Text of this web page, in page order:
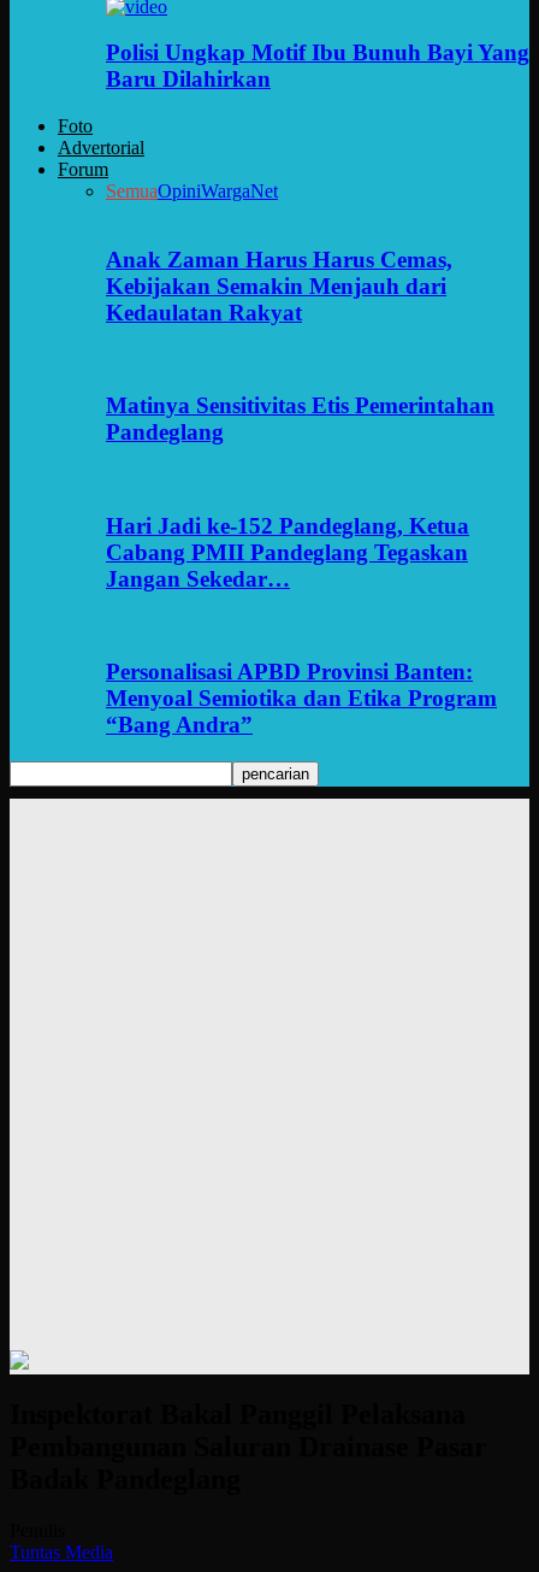
Polisi Ungkap Motif Ibu Bunuh Bayi Yang
Baru Dilahirkan
Foto
Advertorial
Forum
SemuaOpiniWargaNet
Anak Zaman Harus Harus Cemas,
Kebijakan Semakin Menjauh dari
Kedaulatan Rakyat
Matinya Sensitivitas Etis Pemerintahan
Pandeglang
Hari Jadi ke-152 Pandeglang, Ketua
Cabang PMII Pandeglang Tegaskan
Jangan Sekedar…
Personalisasi APBD Provinsi Banten:
Menyoal Semiotika dan Etika Program
“Bang Andra”
Tuntas Media